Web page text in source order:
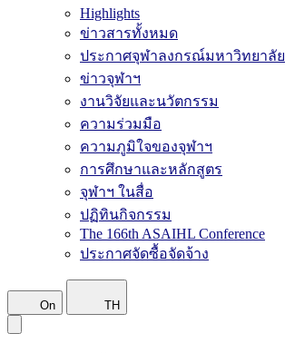
Highlights
ข่าวสารทั้งหมด
ประกาศจุฬาลงกรณ์มหาวิทยาลัย
ข่าวจุฬาฯ
งานวิจัยและนวัตกรรม
ความร่วมมือ
ความภูมิใจของจุฬาฯ
การศึกษาและหลักสูตร
จุฬาฯ ในสื่อ
ปฏิทินกิจกรรม
The 166th ASAIHL Conference
ประกาศจัดซื้อจัดจ้าง
On TH